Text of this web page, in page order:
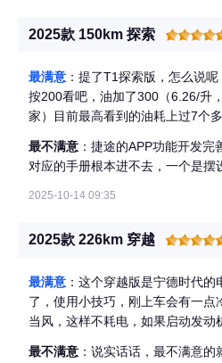
2025款 150km 探索
最满意 ：提了T1探索版，怎么说
按200看吧，油加了300（6.26/升
家）目前最高看到的油耗上过7个
时候糊涂了一下，电池应该在选
了，看着太喜欢了，再一个空间
么的碾压状，开车吗，图的就是
最不满意 ：捷途的APP功能开发
对应的手册根本进不去，一个是
2025-10-14 09:35
2025款 226km 穿越
最满意 ：这个穿越版是宁德时代
了，使用小技巧，刚上车会有一
当风，这样不耗电，如果启动发动
最不满意 ：说实话话，最不满意